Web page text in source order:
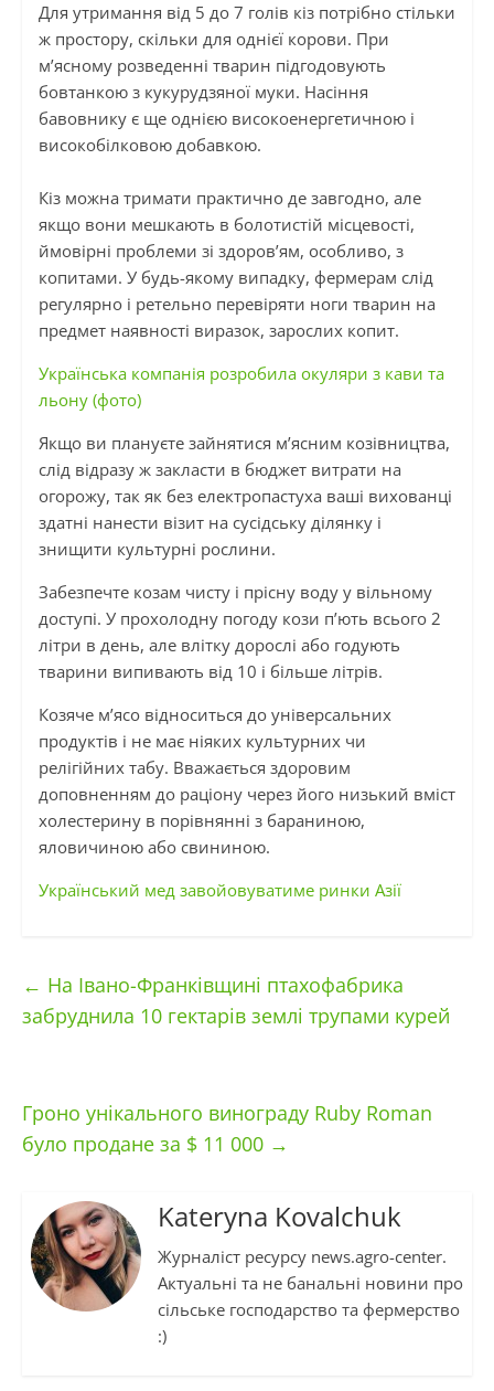
Для утримання від 5 до 7 голів кіз потрібно стільки
ж простору, скільки для однієї корови. При
м’ясному розведенні тварин підгодовують
бовтанкою з кукурудзяної муки. Насіння
бавовнику є ще однією високоенергетичною і
високобілковою добавкою.
Кіз можна тримати практично де завгодно, але
якщо вони мешкають в болотистій місцевості,
ймовірні проблеми зі здоров’ям, особливо, з
копитами. У будь-якому випадку, фермерам слід
регулярно і ретельно перевіряти ноги тварин на
предмет наявності виразок, зарослих копит.
Українська компанія розробила окуляри з кави та
льону (фото)
Якщо ви плануєте зайнятися м’ясним козівництва,
слід відразу ж закласти в бюджет витрати на
огорожу, так якбез електропастуха ваші вихованці
здатні нанести візит на сусідську ділянку і
знищити культурні рослини.
Забезпечте козам чисту і прісну воду у вільному
доступі. У прохолодну погоду кози п’ють всього 2
літри в день, але влітку дорослі або годують
тварини випивають від 10 і більше літрів.
Козяче м’ясо відноситься до універсальних
продуктів і не має ніяких культурних чи
релігійних табу. Вважається здоровим
доповненням до раціону через його низький вміст
холестерину в порівнянні з бараниною,
яловичиною або свининою.
Український мед завойовуватиме ринки Азії
← На Івано-Франківщині птахофабрика
забруднила 10 гектарів землі трупами курей
Гроно унікального винограду Ruby Roman
було продане за $ 11 000 →
Kateryna Kovalchuk
Журналіст ресурсу news.agro-center.
Актуальні та не банальні новини про
сільське господарство та фермерство
:)